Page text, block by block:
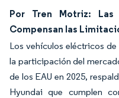
Por Tren Motriz:
Compensan las
Los vehículos eléctricos
la participación del
de los EAU en 2025,
Hyundai que cumplen